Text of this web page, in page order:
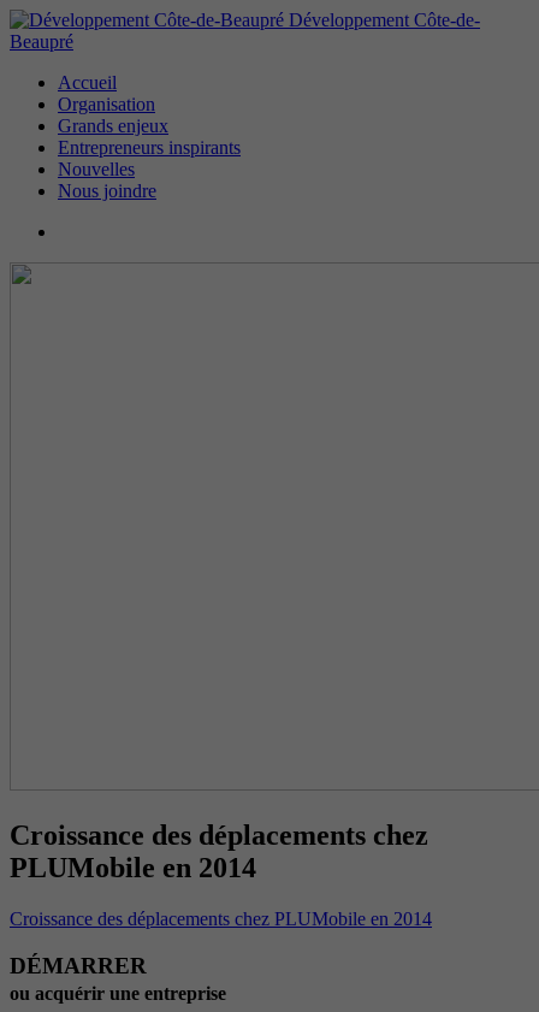
Développement Côte-de-
Beaupré
Accueil
Organisation
Grands enjeux
Entrepreneurs inspirants
Nouvelles
Nous joindre
Croissance des déplacements chez
PLUMobile en 2014
Croissance des déplacements chez PLUMobile en 2014
DÉMARRER
ou acquérir une entreprise